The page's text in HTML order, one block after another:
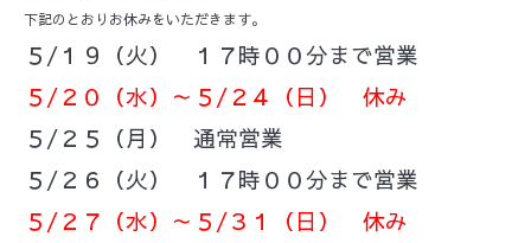
下記のとおりお休みをいただきます。
５/１９（火） １７時００分まで営業
５/２０（水）～５/２４（日） 休み
５/２５（月） 通常営業
５/２６（火） １７時００分まで営業
５/２７（水）～５/３１（日） 休み